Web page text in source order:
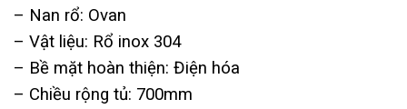
– Nan rổ: Ovan
– Vật liệu: Rổ inox 304
– Bề mặt hoàn thiện: Điện hóa
– Chiều rộng tủ: 700mm